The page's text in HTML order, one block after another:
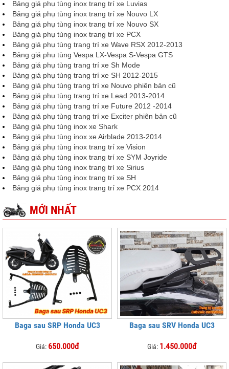
Bảng giá phụ tùng inox trang trí xe Luvias
Bảng giá phụ tùng inox trang trí xe Nouvo LX
Bảng giá phụ tùng inox trang trí xe Nouvo SX
Bảng giá phụ tùng inox trang trí xe PCX
Bảng giá phụ tùng trang trí xe Wave RSX 2012-2013
Bảng giá phụ tùng Vespa LX-Vespa S-Vespa GTS
Bảng giá phụ tùng trang trí xe Sh Mode
Bảng giá phụ tùng trang trí xe SH 2012-2015
Bảng giá phụ tùng trang trí xe Nouvo phiên bản cũ
Bảng giá phụ tùng trang trí xe Lead 2013-2014
Bảng giá phụ tùng trang trí xe Future 2012 -2014
Bảng giá phụ tùng trang trí xe Exciter phiên bản cũ
Bảng giá phụ tùng inox xe Shark
Bảng giá phụ tùng inox xe Airblade 2013-2014
Bảng giá phụ tùng inox trang trí xe Vision
Bảng giá phụ tùng inox trang trí xe SYM Joyride
Bảng giá phụ tùng inox trang trí xe Sirius
Bảng giá phụ tùng inox trang trí xe SH
Bảng giá phụ tùng inox trang trí xe PCX 2014
MỚI NHẤT
Baga sau SRP Honda UC3
Giá: 650.000đ
Baga sau SRV Honda UC3
Giá: 1.450.000đ